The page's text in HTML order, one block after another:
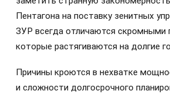
Пентагона на поставку зенитных
ЗУР всегда отличаются скромными
которые растягиваются на долгие
Причины кроются в нехватке
и сложности долгосрочного